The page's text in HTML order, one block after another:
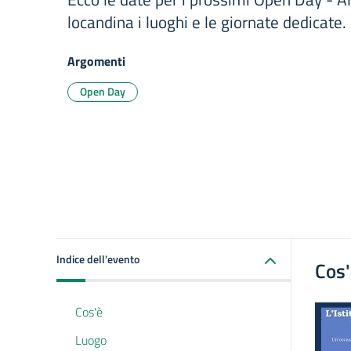
locandina i luoghi e le giornate dedicate.
Argomenti
Open Day
Indice dell'evento
Cos'è
Luogo